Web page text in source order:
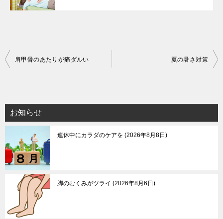
投
ビ
ゲ
シ
ョ
肩甲骨のあたりが痛ダルい 夏の暑さ対策
お知らせ
連休中にカラダのケアを 2026年8月8日
脚のむくみがツライ 2026年8月6日